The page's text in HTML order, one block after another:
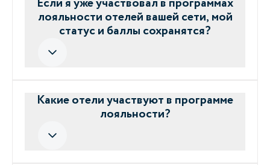
лояльности отелей вашей сети, мой
статус и баллы сохранятся?
Какие отели участвуют в программе
лояльности?